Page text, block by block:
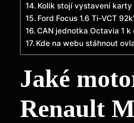
Kolik stojí vystavení karty
Ford Focus 1.6 Ti-VCT
CAN jednotka Octavia 1
Kde na webu stáhnout
Jaké
Renault